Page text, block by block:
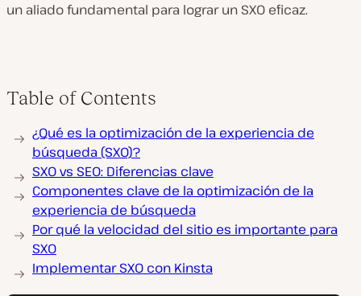
un aliado fundamental para lograr un SXO eficaz.
Table of Contents
¿Qué es la optimización de la experiencia de
búsqueda (SXO)?
SXO vs SEO: Diferencias clave
Componentes clave de la optimización de la
experiencia de búsqueda
Por qué la velocidad del sitio es importante para
SXO
Implementar SXO con Kinsta